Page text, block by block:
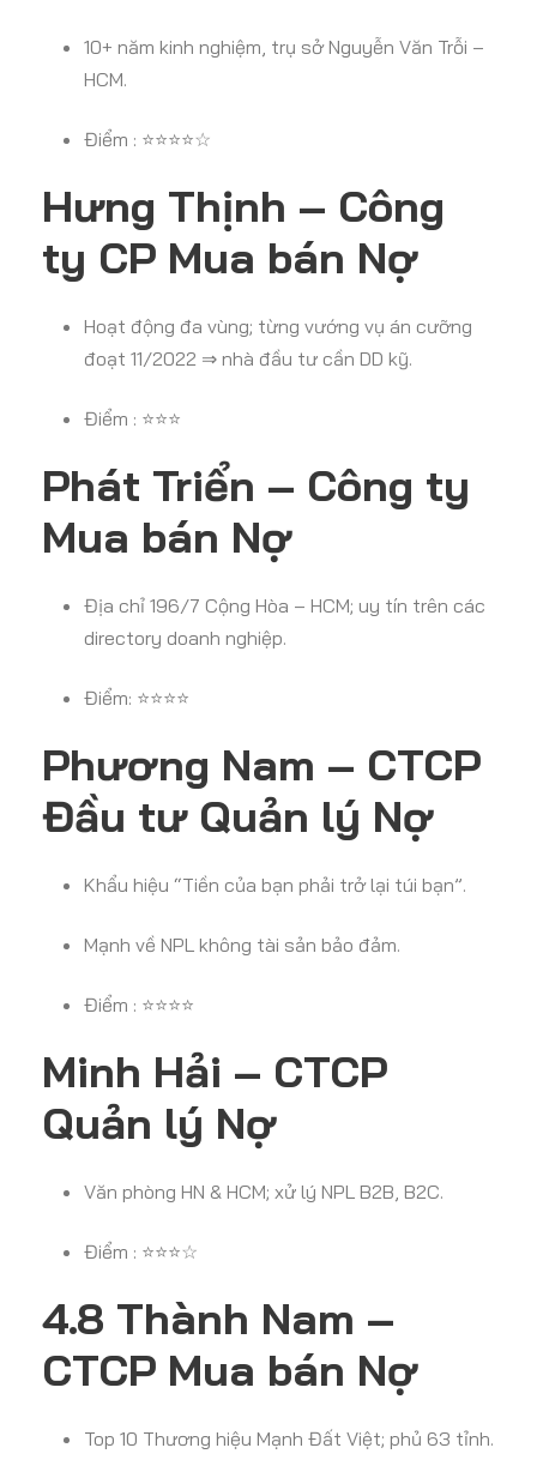
10+ năm kinh nghiệm, trụ sở Nguyễn Văn Trỗi –
HCM.
Điểm : ⭐⭐⭐⭐☆
Hưng Thịnh – Công
ty CP Mua bán Nợ
Hoạt động đa vùng; từng vướng vụ án cưỡng
đoạt 11/2022 ⇒ nhà đầu tư cần DD kỹ.
Điểm : ⭐⭐⭐
Phát Triển – Công ty
Mua bán Nợ
Địa chỉ 196/7 Cộng Hòa – HCM; uy tín trên các
directory doanh nghiệp.
Điểm: ⭐⭐⭐⭐
Phương Nam – CTCP
Đầu tư Quản lý Nợ
Khẩu hiệu “Tiền của bạn phải trở lại túi bạn”.
Mạnh về NPL không tài sản bảo đảm.
Điểm : ⭐⭐⭐⭐
Minh Hải – CTCP
Quản lý Nợ
Văn phòng HN & HCM; xử lý NPL B2B, B2C.
Điểm : ⭐⭐⭐☆
4.8 Thành Nam –
CTCP Mua bán Nợ
Top 10 Thương hiệu Mạnh Đất Việt; phủ 63 tỉnh.